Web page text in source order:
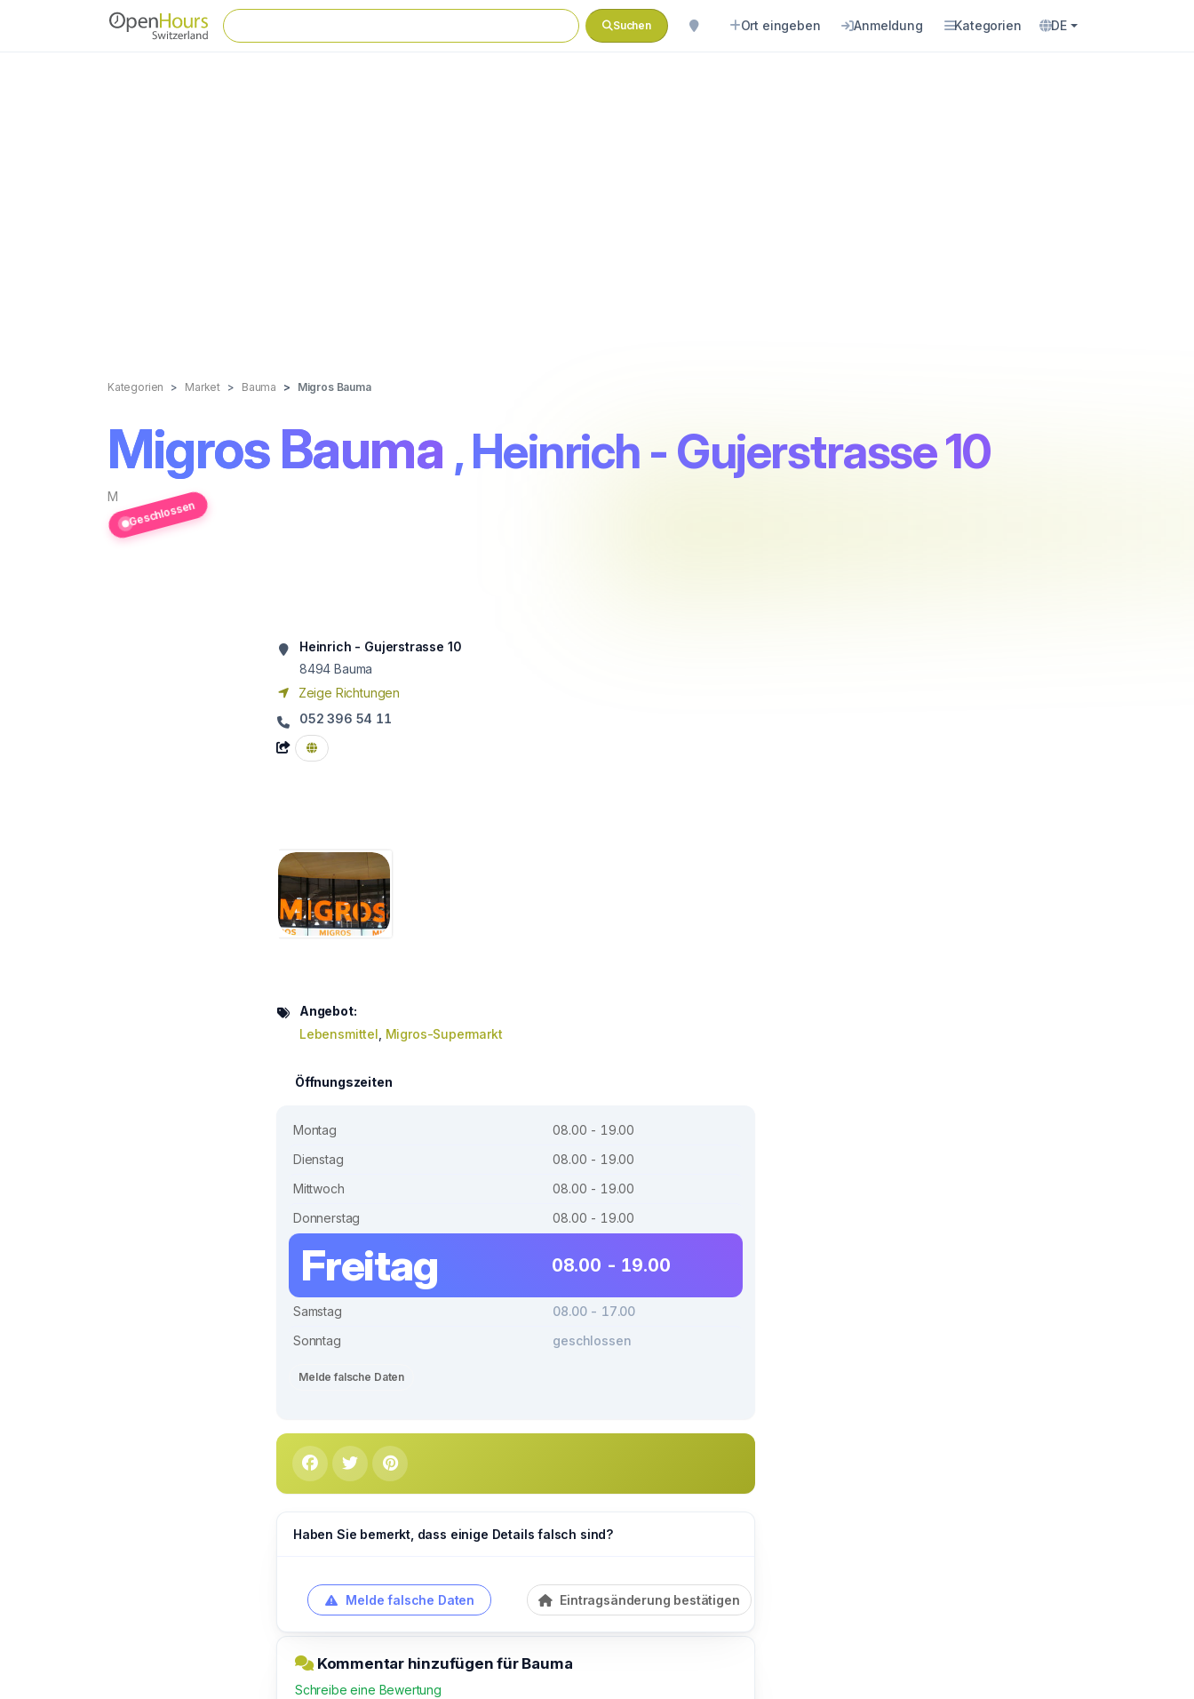
Suchen Ort eingeben Anmeldung Kategorien DE
Kategorien Market Bauma Migros Bauma
Migros Bauma , Heinrich - Gujerstrasse 10
M
Geschlossen
Heinrich - Gujerstrasse 10
8494 Bauma
Zeige Richtungen
052 396 54 11
Angebot:
Lebensmittel Migros-Supermarkt
Öffnungszeiten
Montag
08.00 - 19.00
Dienstag
08.00 - 19.00
Mittwoch
08.00 - 19.00
Donnerstag
08.00 - 19.00
Freitag 08.00 - 19.00
Samstag
08.00 - 17.00
Sonntag
geschlossen
Melde falsche Daten
Haben Sie bemerkt, dass einige Details falsch sind?
Melde falsche Daten Eintragsänderung bestätigen
Kommentar hinzufügen für Bauma
Schreibe eine Bewertung